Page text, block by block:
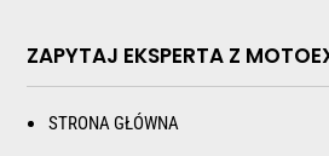
ZAPYTAJ EKSPERTA Z
STRONA GŁÓWNA